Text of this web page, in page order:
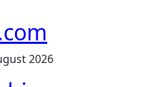
2026